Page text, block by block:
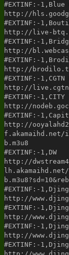
#EXTINF:-1,Blue
http://
#EXTINF:-
http://live-
#EXTINF:-
http://
#EXTINF:-
http://
#EXTINF:-1,CGTN
http://
#EXTINF:-1,CITY
http://
#EXTINF:-
http://
f.akamaihd.net/
b.m3u8
#EXTINF:-1,DW
http://
lh.akamaihd.net/
#EXTINF:-
http://
#EXTINF:-
http://
#EXTINF:-
http://
#EXTINF:-